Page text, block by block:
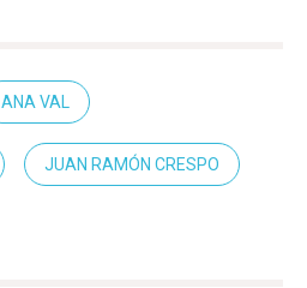
ANA VAL
JUAN RAMÓN CRESPO